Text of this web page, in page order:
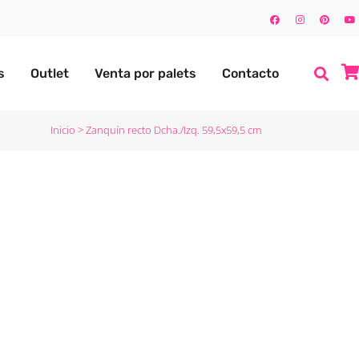
Outlet Venta por palets Contacto
Inicio >Zanquín recto Dcha./Izq. 59,5x59,5 cm